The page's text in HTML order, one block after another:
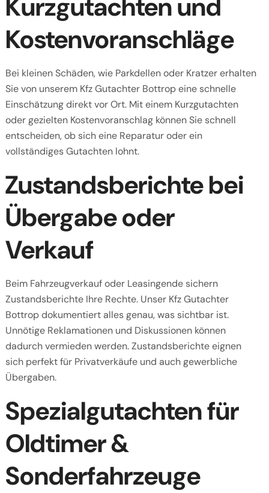
Kurzgutachten und
Kostenvoranschläge
Bei kleinen Schäden, wie Parkdellen oder Kratzer erhalten
Sie von unserem Kfz Gutachter Bottrop eine schnelle
Einschätzung direkt vor Ort. Mit einem Kurzgutachten
oder gezielten Kostenvoranschlag können Sie schnell
entscheiden, ob sich eine Reparatur oder ein
vollständiges Gutachten lohnt.
Zustandsberichte bei
Übergabe oder
Verkauf
Beim Fahrzeugverkauf oder Leasingende sichern
Zustandsberichte Ihre Rechte. Unser Kfz Gutachter
Bottrop dokumentiert alles genau, was sichtbar ist.
Unnötige Reklamationen und Diskussionen können
dadurch vermieden werden. Zustandsberichte eignen
sich perfekt für Privatverkäufe und auch gewerbliche
Übergaben.
Spezialgutachten für
Oldtimer &
Sonderfahrzeuge